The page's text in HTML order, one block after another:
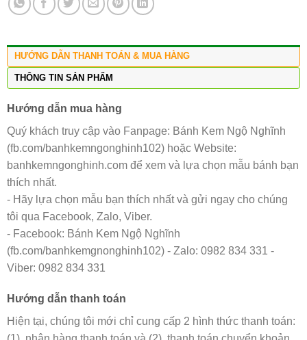
HƯỚNG DẪN THANH TOÁN & MUA HÀNG
THÔNG TIN SẢN PHẨM
Hướng dẫn mua hàng
Quý khách truy cập vào Fanpage: Bánh Kem Ngộ Nghĩnh
(fb.com/banhkemngonghinh102) hoặc Website:
banhkemngonghinh.com để xem và lựa chọn mẫu bánh bạn
thích nhất.
- Hãy lựa chọn mẫu bạn thích nhất và gửi ngay cho chúng
tôi qua Facebook, Zalo, Viber.
- Facebook: Bánh Kem Ngộ Nghĩnh
(fb.com/banhkemgnonghinh102) - Zalo: 0982 834 331 -
Viber: 0982 834 331
Hướng dẫn thanh toán
Hiện tại, chúng tôi mới chỉ cung cấp 2 hình thức thanh toán: